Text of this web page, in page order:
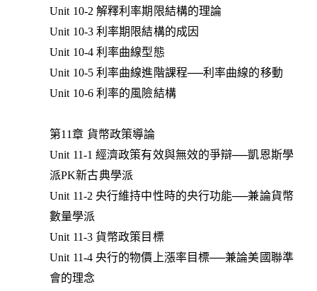
Unit 10-2 解釋利率期限結構的理論
Unit 10-3 利率期限結構的成因
Unit 10-4 利率曲線型態
Unit 10-5 利率曲線進階課程──利率曲線的移動
Unit 10-6 利率的風險結構
第11章 貨幣政策導論
Unit 11-1 經濟政策有效與無效的爭辯──凱恩斯學
派PK新古典學派
Unit 11-2 央行維持中性時的央行功能──兼論貨幣
數量學派
Unit 11-3 貨幣政策目標
Unit 11-4 央行的物價上漲率目標──兼論美國聯準
會的理念